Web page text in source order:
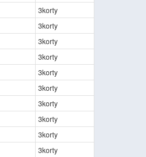
3korty
3korty
3korty
3korty
3korty
3korty
3korty
3korty
3korty
3korty